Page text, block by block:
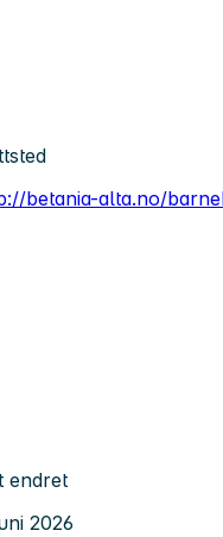
betania-alta.no/
endret
2026